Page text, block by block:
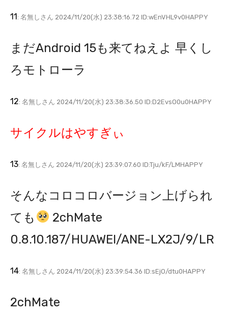
11: 名無しさん 2024/11/20(水) 23:38:16.72 ID:wEnVHL9v0HAPPY
まだAndroid 15も来てねえよ 早くし
ろモトローラ
12: 名無しさん 2024/11/20(水) 23:38:36.50 ID:D2EvsO0u0HAPPY
サイクルはやすぎぃ
13: 名無しさん 2024/11/20(水) 23:39:07.60 ID:Tju/kF/LMHAPPY
そんなコロコロバージョン上げられ
ても
2chMate
0.8.10.187/HUAWEI/ANE-LX2J/9/LR
14: 名無しさん 2024/11/20(水) 23:39:54.36 ID:sEjO/dtu0HAPPY
2chMate